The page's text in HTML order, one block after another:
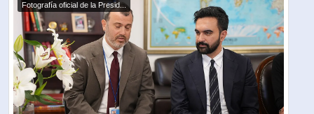
Fotografía oficial de la Presid...